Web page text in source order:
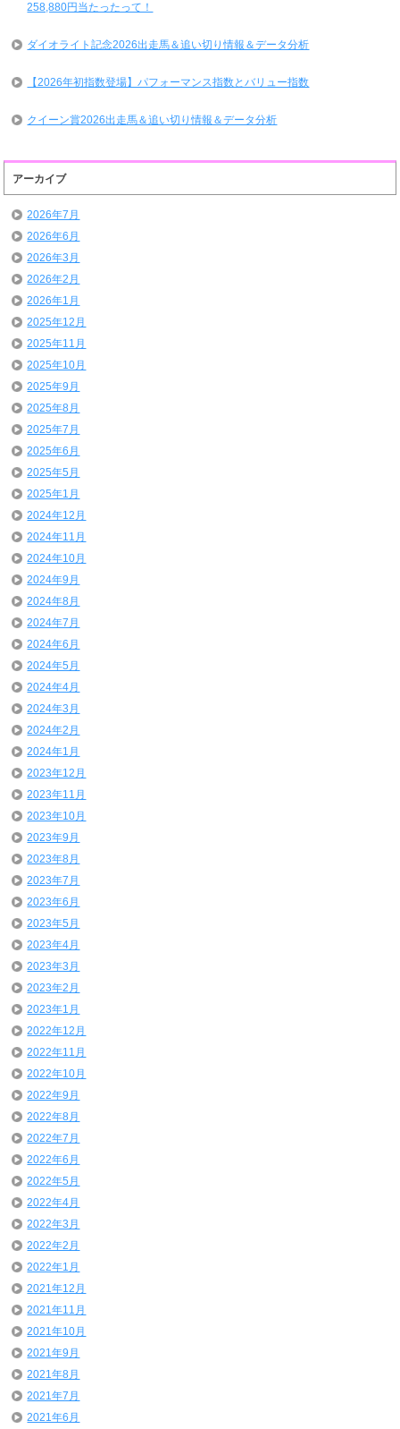
258,880円当たったって！
ダイオライト記念2026出走馬＆追い切り情報＆データ分析
【2026年初指数登場】パフォーマンス指数とバリュー指数
クイーン賞2026出走馬＆追い切り情報＆データ分析
アーカイブ
2026年7月
2026年6月
2026年3月
2026年2月
2026年1月
2025年12月
2025年11月
2025年10月
2025年9月
2025年8月
2025年7月
2025年6月
2025年5月
2025年1月
2024年12月
2024年11月
2024年10月
2024年9月
2024年8月
2024年7月
2024年6月
2024年5月
2024年4月
2024年3月
2024年2月
2024年1月
2023年12月
2023年11月
2023年10月
2023年9月
2023年8月
2023年7月
2023年6月
2023年5月
2023年4月
2023年3月
2023年2月
2023年1月
2022年12月
2022年11月
2022年10月
2022年9月
2022年8月
2022年7月
2022年6月
2022年5月
2022年4月
2022年3月
2022年2月
2022年1月
2021年12月
2021年11月
2021年10月
2021年9月
2021年8月
2021年7月
2021年6月